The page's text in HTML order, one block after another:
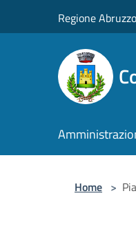
Regione Abruzzo
Home >